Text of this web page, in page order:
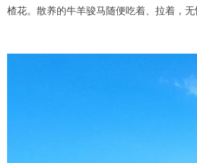
楂花。散养的牛羊骏马随便吃着、拉着，无